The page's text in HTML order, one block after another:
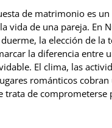
de matrimonio es
vida de una pareja. En
la elección de la
la diferencia entre
El clima, las
románticos
trata de comprometerse